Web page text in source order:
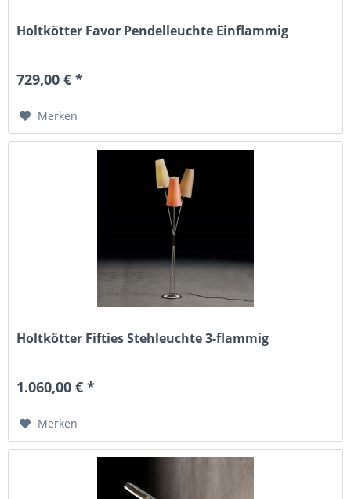
Holtkötter Favor Pendelleuchte Einflammig
729,00 € *
Merken
Holtkötter Fifties Stehleuchte 3-flammig
1.060,00 € *
Merken